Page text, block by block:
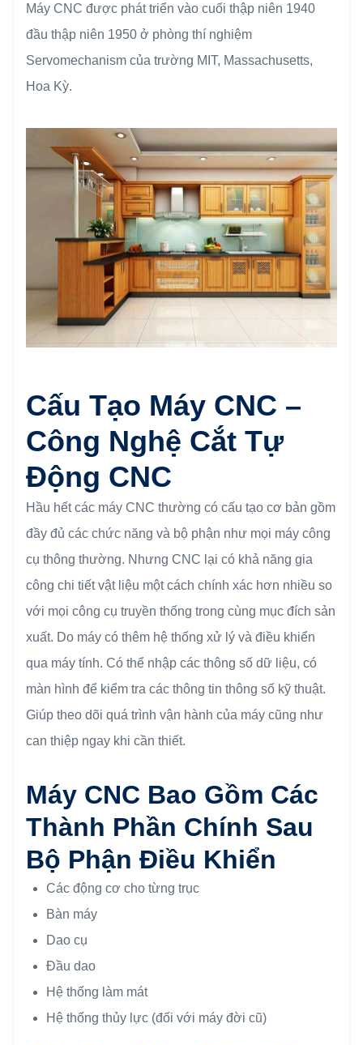
Máy CNC được phát triển vào cuối thập niên 1940
đầu thập niên 1950 ở phòng thí nghiệm
Servomechanism của trường MIT, Massachusetts,
Hoa Kỳ.
Cấu Tạo Máy CNC –
Công Nghệ Cắt Tự
Động CNC
Hầu hết các máy CNC thường có cấu tạo cơ bản gồm
đầy đủ các chức năng và bộ phận như mọi máy công
cụ thông thường. Nhưng CNC lại có khả năng gia
công chi tiết vật liệu một cách chính xác hơn nhiều so
với mọi công cụ truyền thống trong cùng mục đích sản
xuất. Do máy có thêm hệ thống xử lý và điều khiển
qua máy tính. Có thể nhập các thông số dữ liệu, có
màn hình để kiểm tra các thông tin thông số kỹ thuật.
Giúp theo dõi quá trình vận hành của máy cũng như
can thiệp ngay khi cần thiết.
Máy CNC Bao Gồm Các
Thành Phần Chính Sau
Bộ Phận Điều Khiển
Các động cơ cho từng trục
Bàn máy
Dao cụ
Đầu dao
Hệ thống làm mát
Hệ thống thủy lực (đối với máy đời cũ)